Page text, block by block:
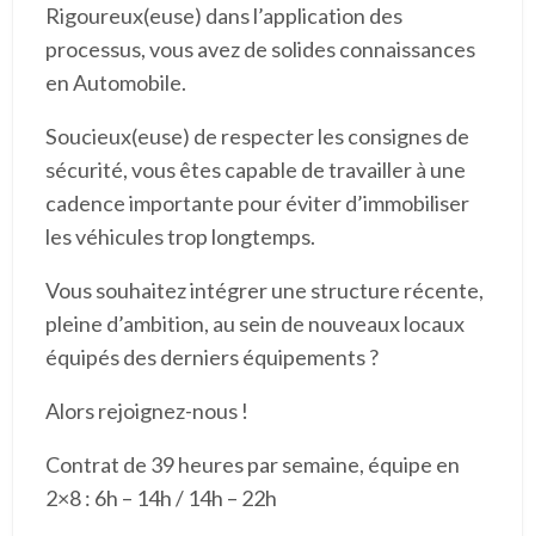
Rigoureux(euse) dans l’application des
processus, vous avez de solides connaissances
en Automobile.
Soucieux(euse) de respecter les consignes de
sécurité, vous êtes capable de travailler à une
cadence importante pour éviter d’immobiliser
les véhicules trop longtemps.
Vous souhaitez intégrer une structure récente,
pleine d’ambition, au sein de nouveaux locaux
équipés des derniers équipements ?
Alors rejoignez-nous !
Contrat de 39 heures par semaine, équipe en
2×8 : 6h – 14h / 14h – 22h